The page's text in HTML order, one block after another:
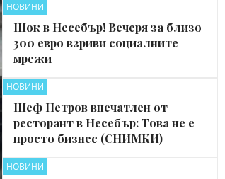
НОВИНИ
Шок в Несебър! Вечеря за близо
300 евро взриви социалните
мрежи
НОВИНИ
Шеф Петров впечатлен от
ресторант в Несебър: Това не е
просто бизнес (СНИМКИ)
НОВИНИ